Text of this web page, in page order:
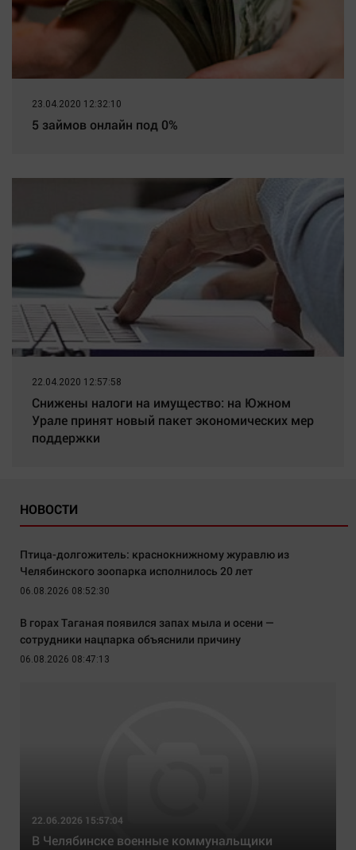
23.04.2020 12:32:10
5 займов онлайн под 0%
22.04.2020 12:57:58
Снижены налоги на имущество: на Южном
Урале принят новый пакет экономических мер
поддержки
НОВОСТИ
Птица-долгожитель: краснокнижному журавлю из
Челябинского зоопарка исполнилось 20 лет
06.08.2026 08:52:30
В горах Таганая появился запах мыла и осени —
сотрудники нацпарка объяснили причину
06.08.2026 08:47:13
22.06.2026 15:57:04
В Челябинске военные коммунальщики